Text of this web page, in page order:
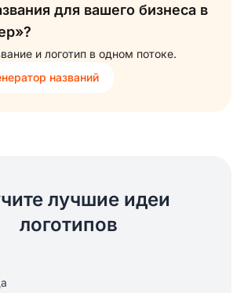
для вашего бизнеса в
и логотип в одном потоке.
названий
лучшие идеи
логотипов